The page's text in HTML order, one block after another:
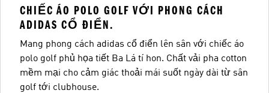
CHIẾC ÁO POLO GOLF VỚI PHONG CÁCH
ADIDAS CỔ ĐIỂN.
Mang phong cách adidas cổ điển lên sân với chiếc áo
polo golf phủ họa tiết Ba Lá tí hon. Chất vải pha cotton
mềm mại cho cảm giác thoải mái suốt ngày dài từ sân
golf tới clubhouse.